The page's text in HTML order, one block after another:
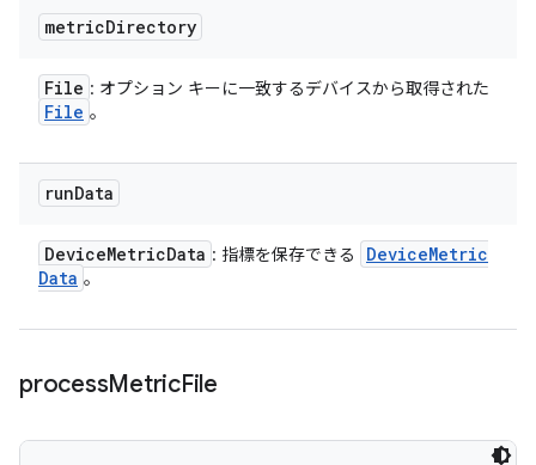
metricDirectory
File : オプション キーに一致するデバイスから取得された
File 。
runData
DeviceMetricData : 指標を保存できる DeviceMetric
Data 。
processMetricFile